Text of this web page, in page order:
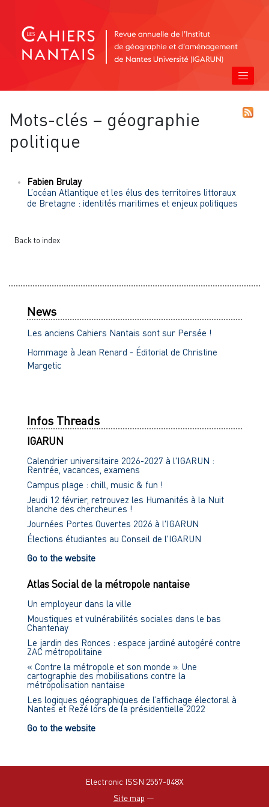
Mots-clés – géographie
politique
Fabien Brulay
L’océan Atlantique et les élus des territoires littoraux
de Bretagne : identités maritimes et enjeux politiques
Back to index
News
Les anciens Cahiers Nantais sont sur Persée !
Hommage à Jean Renard - Éditorial de Christine
Margetic
Infos Threads
IGARUN
Calendrier universitaire 2026-2027 à l'IGARUN :
Rentrée, vacances, examens
Campus plage : chill, music & fun !
Jeudi 12 février, retrouvez les Humanités à la Nuit
blanche des chercheur.es !
Journées Portes Ouvertes 2026 à l'IGARUN
Élections étudiantes au Conseil de l'IGARUN
Go to the website
Atlas Social de la métropole nantaise
Un employeur dans la ville
Moustiques et vulnérabilités sociales dans le bas
Chantenay
Le jardin des Ronces : espace jardiné autogéré contre
ZAC métropolitaine
« Contre la métropole et son monde ». Une
cartographie des mobilisations contre la
métropolisation nantaise
Les logiques géographiques de l’affichage électoral à
Nantes et Rezé lors de la présidentielle 2022
Go to the website
Electronic ISSN 2557-048X
Site map —